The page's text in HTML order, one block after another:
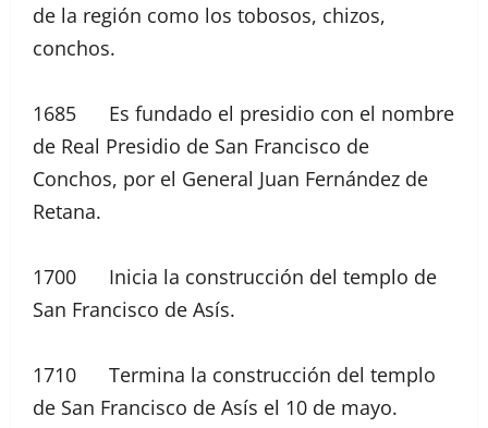
de la región como los tobosos, chizos,
conchos.
1685 Es fundado el presidio con el nombre
de Real Presidio de San Francisco de
Conchos, por el General Juan Fernández de
Retana.
1700 Inicia la construcción del templo de
San Francisco de Asís.
1710 Termina la construcción del templo
de San Francisco de Asís el 10 de mayo.